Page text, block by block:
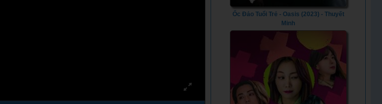
Ốc Đảo Tuổi Trẻ - Oasis (2023) - Thuyết
Minh